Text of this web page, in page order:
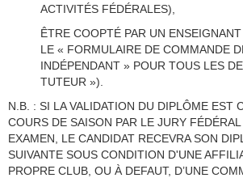
ACTIVITÉS FÉDÉRALES),
ÊTRE COOPTÉ PAR UN
LE « FORMULAIRE DE COMMANDE
INDÉPENDANT » POUR TOUS LES
TUTEUR »).
N.B. : SI LA VALIDATION DU DIPLÔME EST
COURS DE SAISON PAR LE JURY
EXAMEN, LE CANDIDAT RECEVRA SON
SUIVANTE SOUS CONDITION D'UNE
PROPRE CLUB, OU À DEFAUT, D’UNE